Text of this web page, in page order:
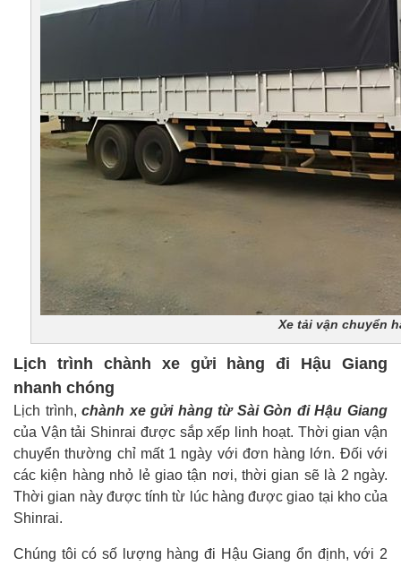
Xe tải vận chuyển
Lịch trình chành xe gửi hàng đi Hậu Giang
nhanh chóng
Lịch trình,chành xe gửi hàng từ Sài Gòn đi Hậu Giang
của Vận tải Shinrai được sắp xếp linh hoạt. Thời gian vận
chuyển thường chỉ mất 1 ngày với đơn hàng lớn. Đối với
các kiện hàng nhỏ lẻ giao tận nơi, thời gian sẽ là 2 ngày.
Thời gian này được tính từ lúc hàng được giao tại kho của
Shinrai.
Chúng tôi có số lượng hàng đi Hậu Giang ổn định, với 2